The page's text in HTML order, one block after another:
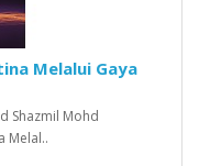
Melalui Gaya
Shazmil Mohd
Melal..